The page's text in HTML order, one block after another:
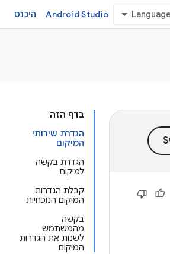
Android Studio היכנס
בדף הזה
הגדרת שירותי
המיקום
הגדרת בקשה
למיקום
קבלת הגדרות
המיקום הנוכחיות
בקשה
מהמשתמש
לשנות את הגדרות
המיקום